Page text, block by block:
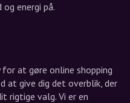
energi på.
at gøre online shopping
at give dig det overblik, der
rigtige valg. Vi er en